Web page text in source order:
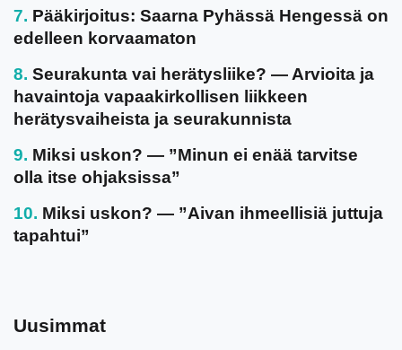
Pääkirjoitus: Saarna Pyhässä Hengessä on
edelleen korvaamaton
Seurakunta vai herätysliike? — Arvioita ja
havaintoja vapaakirkollisen liikkeen
herätysvaiheista ja seurakunnista
Miksi uskon? — ”Minun ei enää tarvitse
olla itse ohjaksissa”
Miksi uskon? — ”Aivan ihmeellisiä juttuja
tapahtui”
Uusimmat